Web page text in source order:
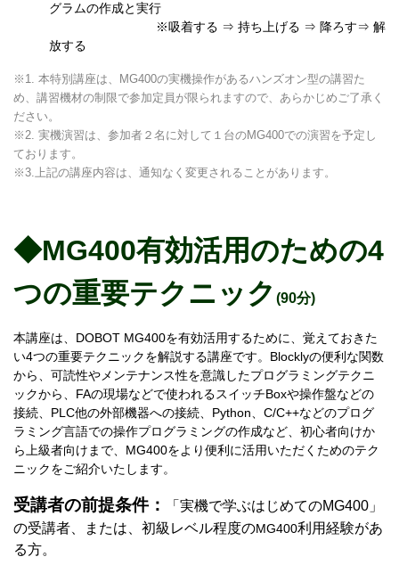
グラムの作成と実行
※吸着する ⇒ 持ち上げる ⇒ 降ろす⇒ 解
放する
※1. 本特別講座は、MG400の実機操作があるハンズオン型の講習た
め、講習機材の制限で参加定員が限られますので、あらかじめご了承く
ださい。
※2. 実機演習は、参加者２名に対して１台のMG400での演習を予定し
ております。
※3.上記の講座内容は、通知なく変更されることがあります。
◆MG400有効活用のための4
つの重要テクニック (90分)
本講座は、DOBOT MG400を有効活用するために、覚えておきた
い4つの重要テクニックを解説する講座です。Blocklyの便利な関数
から、可読性やメンテナンス性を意識したプログラミングテクニ
ックから、FAの現場などで使われるスイッチBoxや操作盤などの
接続、PLC他の外部機器への接続、 Python、C/C++などのプログ
ラミング言語での操作プログラミングの作成など、初心者向けか
ら上級者向けまで、MG400をより便利に活用いただくためのテク
ニックをご紹介いたします。
受講者の前提条件：
「実機で学ぶはじめてのMG400」
の受講者、
または、初級レベル程度のMG400利用経験があ
る方。